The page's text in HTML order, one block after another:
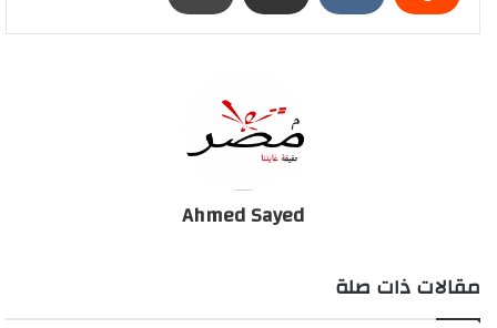
طرابلس الدولي..(فيديو)
Ahmed Sayed
مقالات ذات صلة